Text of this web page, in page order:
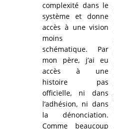
complexité dans le
système et donne
accès à une vision
moins
schématique. Par
mon père, j’ai eu
accès à une
histoire pas
officielle, ni dans
l’adhésion, ni dans
la dénonciation.
Comme beaucoup